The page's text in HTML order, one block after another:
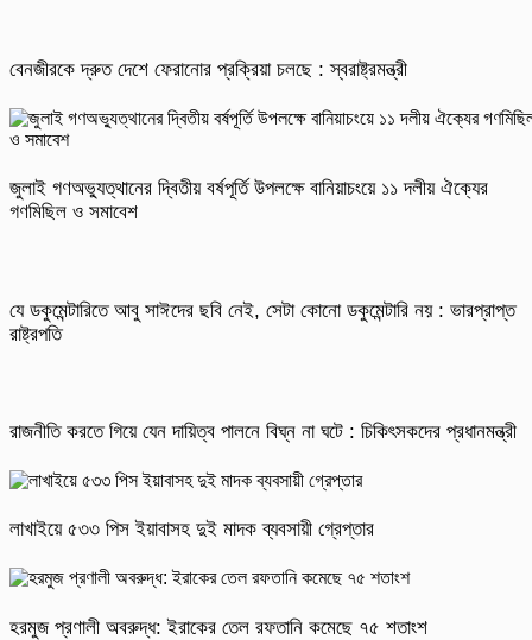
বেনজীরকে দ্রুত দেশে ফেরানোর প্রক্রিয়া চলছে : স্বরাষ্ট্রমন্ত্রী
জুলাই গণঅভ্যুত্থানের দ্বিতীয় বর্ষপূর্তি উপলক্ষে বানিয়াচংয়ে ১১ দলীয় ঐক্যের
গণমিছিল ও সমাবেশ
যে ডকুমেন্টারিতে আবু সাঈদের ছবি নেই, সেটা কোনো ডকুমেন্টারি নয় : ভারপ্রাপ্ত
রাষ্ট্রপতি
রাজনীতি করতে গিয়ে যেন দায়িত্ব পালনে বিঘ্ন না ঘটে : চিকিৎসকদের প্রধানমন্ত্রী
লাখাইয়ে ৫৩৩ পিস ইয়াবাসহ দুই মাদক ব্যবসায়ী গ্রেপ্তার
হরমুজ প্রণালী অবরুদ্ধ: ইরাকের তেল রফতানি কমেছে ৭৫ শতাংশ